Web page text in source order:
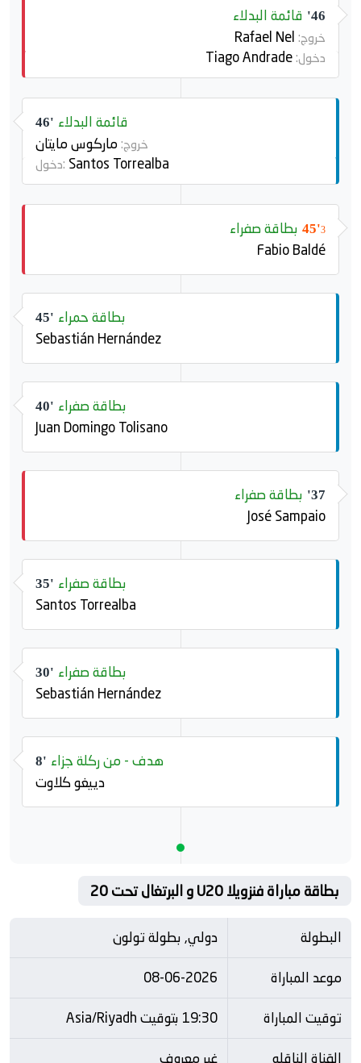
46' قائمة البدلاء
خروج:
دخول:
46' قائمة البدلاء
خروج: ماركوس مايتان
دخول: Santos Torrealba
45'3
بطاقة صفراء
Fabio Baldé
45' بطاقة حمراء
Sebastián Hernández
40' بطاقة صفراء
Juan Domingo Tolisano
37' بطاقة صفراء
José Sampaio
35' بطاقة صفراء
Santos Torrealba
30' بطاقة صفراء
Sebastián Hernández
8' هدف - من ركلة جزاء
دييغو كلاوت
بطاقة مباراة فنزويلا U20 و البرتغال تحت 20
البطولة
دولي, بطولة تولون
موعد المباراة
08-06-2026
توقيت المباراة
19:30 بتوقيت Asia/Riyadh
القناة الناقله
غير معروف